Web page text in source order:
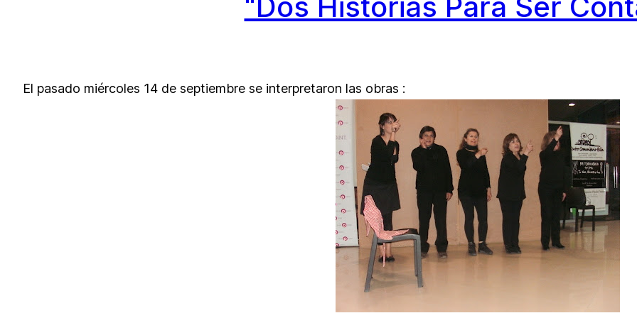
El pasado miércoles 14 de septiembre se interpretaron las obras :